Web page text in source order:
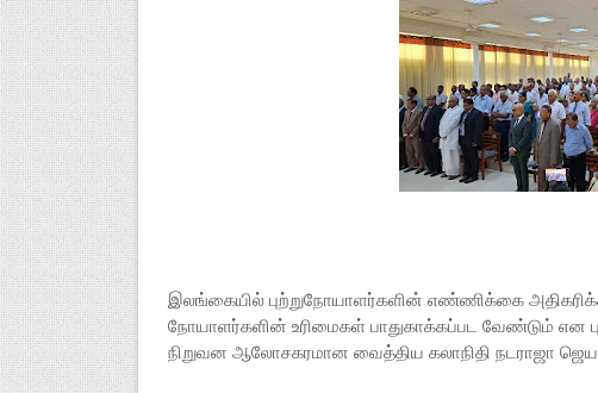
இலங்கையில் புற்றுநோயாளர்களின் எண்ணிக்கை
நோயாளர்களின் உரிமைகள் பாதுகாக்கப்பட வேண்டும் என
நிறுவன ஆலோசகரமான வைத்திய கலாநிதி நடராஜா